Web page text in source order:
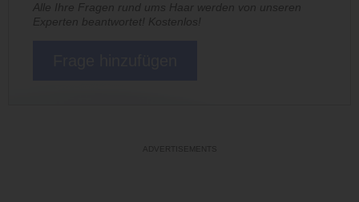
Alle Ihre Fragen rund ums Haar werden von unseren
Experten beantwortet! Kostenlos!